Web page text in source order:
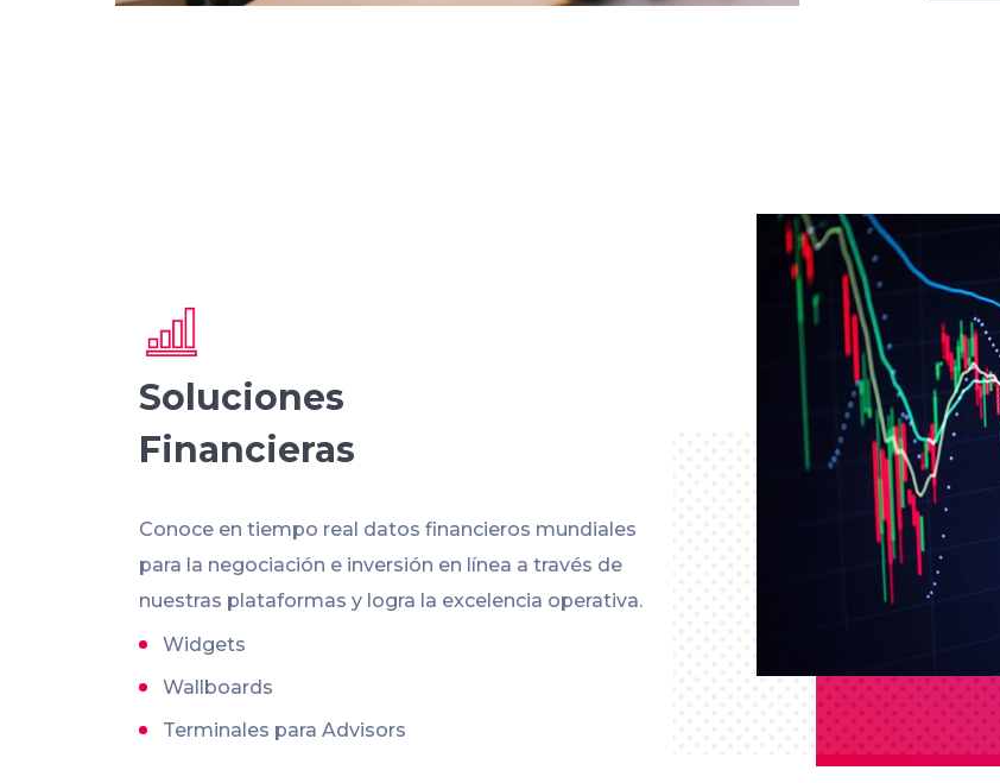
Soluciones
Financieras
Conoce en tiempo real datos financieros mundiales
para la negociación e inversión en línea a través de
nuestras plataformas y logra la excelencia operativa.
Widgets
Wallboards
Terminales para Advisors